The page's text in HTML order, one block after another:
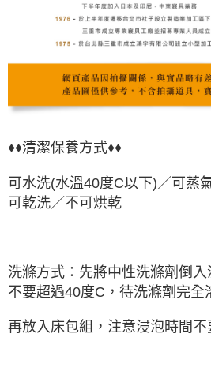
♦♦清潔保養方式♦♦
可水洗(水溫40度C以下)／可蒸
可乾洗／不可烘乾
洗滌方式：先將中性洗滌劑倒
不要超過40度C，待洗滌劑完全
再放入床包組，注意浸泡時間不